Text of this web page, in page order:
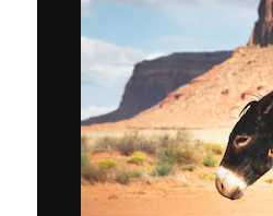
Platforma
najlepszych
Polski